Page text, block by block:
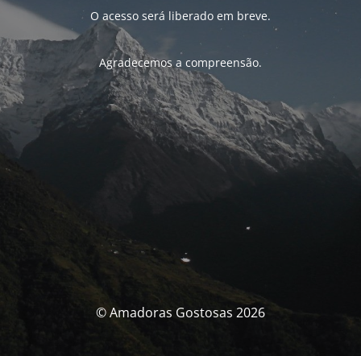
O acesso será liberado em breve.
Agradecemos a compreensão.
© Amadoras Gostosas 2026